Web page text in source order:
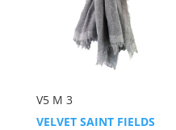
V5 M 3
VELVET SAINT FIELDS